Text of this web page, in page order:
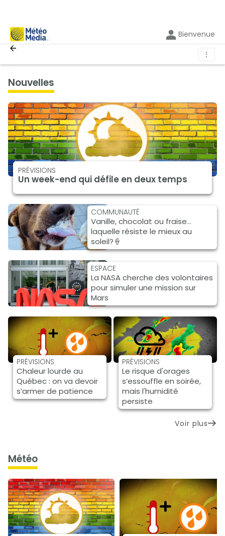
Bienvenue
⋮
nouvelles
PRÉVISIONS
Un week-end qui défile en deux temps
COMMUNAUTÉ
Vanille, chocolat ou fraise…
laquelle résiste le mieux au
soleil?🍦
ESPACE
La NASA cherche des volontaires
pour simuler une mission sur
Mars
PRÉVISIONS
Chaleur lourde au
Québec : on va devoir
s’armer de patience
PRÉVISIONS
Le risque d'orages
s’essouffle en soirée,
mais l'humidité
persiste
Voir plus
météo